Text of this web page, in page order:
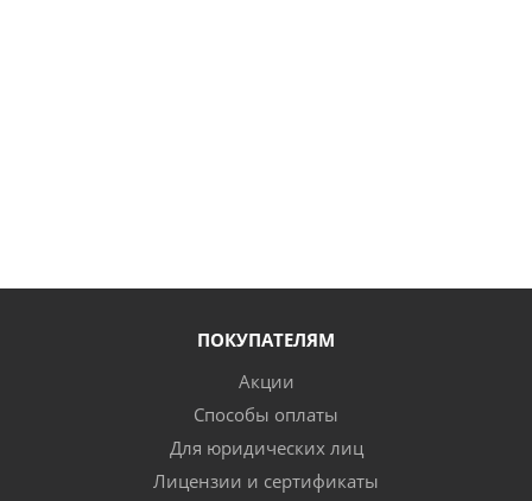
ПОКУПАТЕЛЯМ
Акции
Способы оплаты
Для юридических лиц
Лицензии и сертификаты